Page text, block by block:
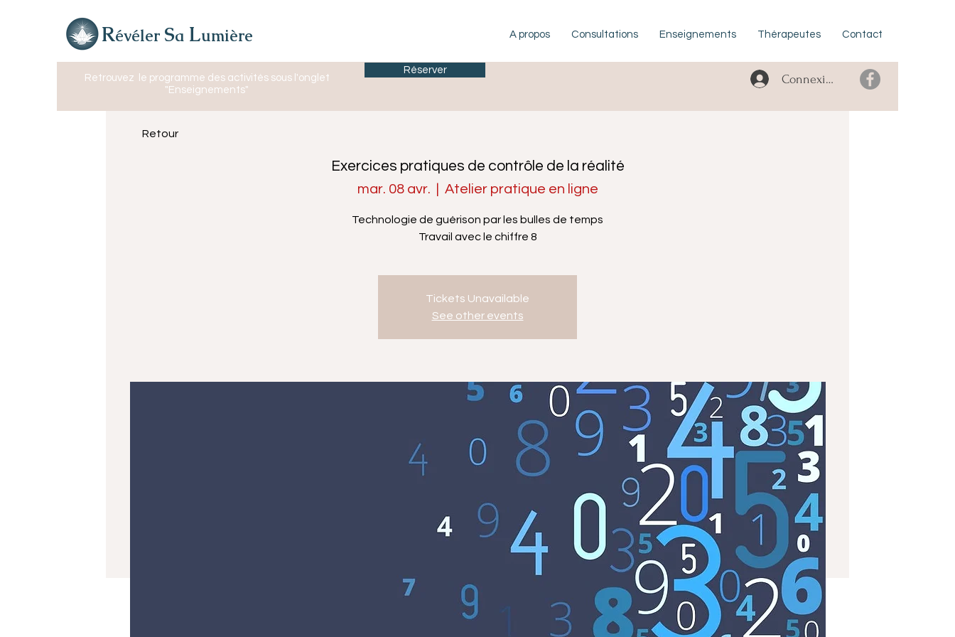
Révéler Sa Lumière A propos Consultations Enseignements Thérapeutes Contact
Retrouvez
le programme des activités sous l'onglet
"Enseignements"
Réserver
Connexion
Exercices pratiques de contrôle de la réalité
mar. 08 avr. Atelier pratique en ligne
Technologie de guérison par les bulles de temps
Travail avec le chiffre 8
Tickets Unavailable
See other events
Retour